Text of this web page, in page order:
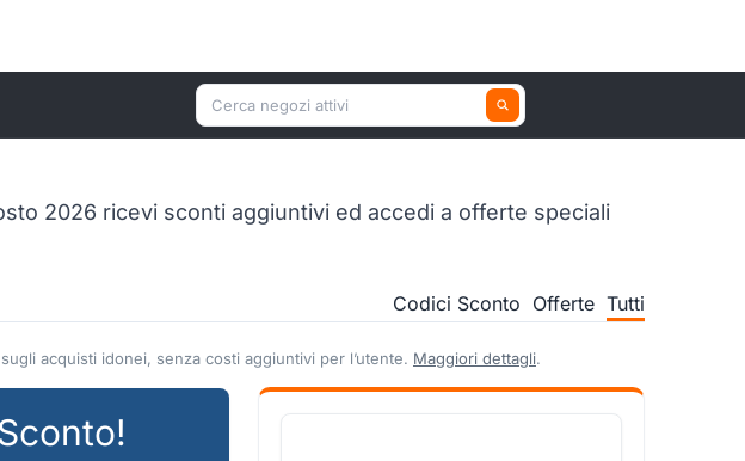
Cerca un negozio attivo
2026 ricevi sconti aggiuntivi ed accedi a offerte speciali
Codici Sconto Offerte Tutti
acquisti idonei, senza costi aggiuntivi per l’utente. Maggiori dettagli.